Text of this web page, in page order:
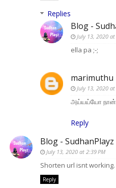
Replies
Blog -
July 13, 2020
ella pa ;-;
marimuthu
July 13, 2020
அய்யய்யோ நான்
Reply
Blog - SudhanPlayz
July 13, 2020 at 2:39 PM
Shorten url isnt
Reply